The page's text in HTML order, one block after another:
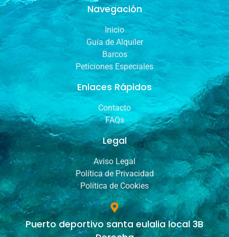
Navegación
Inicio
Guía de Alquiler
Barcos
Peticiones Especiales
Enlaces Rápidos
Contacto
FAQs
Legal
Aviso Legal
Política de Privacidad
Política de Cookies
Puerto deportivo santa eulalia local 3B